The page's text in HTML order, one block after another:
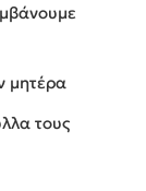
μητέρα
τους